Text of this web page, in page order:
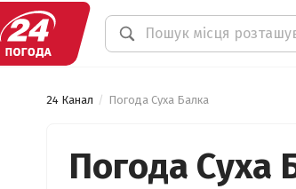
24 Канал Погода Суха Балка
Погода Суха